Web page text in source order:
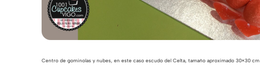
Centro de gominolas y nubes, en este caso escudo del Celta, tamaño aproximado 30×30 cm